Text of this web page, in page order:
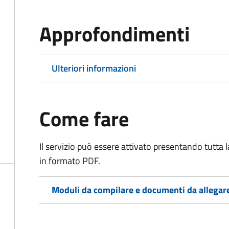
Approfondimenti
Ulteriori informazioni
Come fare
Il servizio può essere attivato presentando
in formato PDF.
Moduli da compilare e documenti da